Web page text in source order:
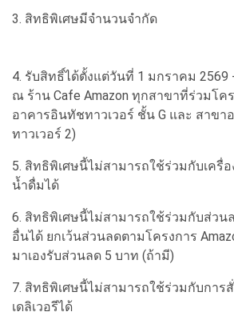
3. สิทธิพิเศษมีจำนวนจำกัด
4. รับสิทธิ์ได้ตั้งแต่วันที่ 1 มกราคม 2569
ณ ร้าน Cafe Amazon ทุกสาขาที่ร่วมโค
อาคารอินทัชทาวเวอร์ ชั้น G และ สาขา
ทาวเวอร์ 2)
5. สิทธิพิเศษนี้ไม่สามารถใช้ร่วมกับเครื่
น้ำดื่มได้
6. สิทธิพิเศษนี้ไม่สามารถใช้ร่วมกับส่วน
อื่นได้ ยกเว้นส่วนลดตามโครงการ
มาเองรับส่วนลด 5 บาท (ถ้ามี)
7. สิทธิพิเศษนี้ไม่สามารถใช้ร่วมกับการ
เดลิเวอรีได้